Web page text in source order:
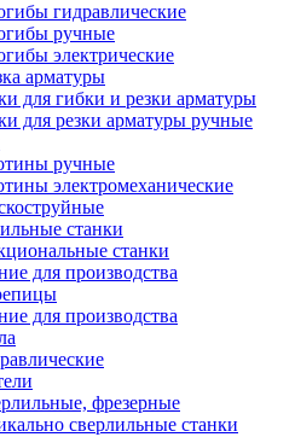
гидравлические
ручные
электрические
арматуры
для гибки и резки арматуры
для резки арматуры ручные
ручные
электромеханические
станки
станки
для производства
для производства
фрезерные
сверлильные станки